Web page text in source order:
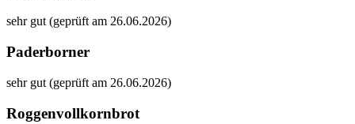
sehr gut (geprüft am 26.06.2026)
Paderborner
sehr gut (geprüft am 26.06.2026)
Roggenvollkornbrot